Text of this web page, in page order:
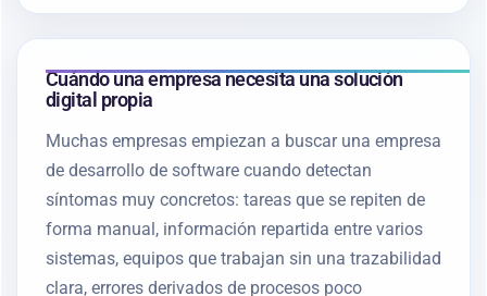
Cuándo una empresa necesita una solución
digital propia
Muchas empresas empiezan a buscar una empresa
de desarrollo de software cuando detectan
síntomas muy concretos: tareas que se repiten de
forma manual, información repartida entre varios
sistemas, equipos que trabajan sin una trazabilidad
clara, errores derivados de procesos poco